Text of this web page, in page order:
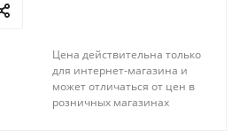
Цена действительна только
для интернет-магазина и
может отличаться от цен в
розничных магазинах